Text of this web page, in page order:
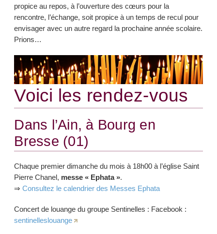
propice au repos, à l’ouverture des cœurs pour la
rencontre, l’échange, soit propice à un temps de recul pour
envisager avec un autre regard la prochaine année scolaire.
Prions…
Voici les rendez-vous
Dans l’Ain, à Bourg en
Bresse (01)
Chaque premier dimanche du mois à 18h00 à l’église Saint
Pierre Chanel, messe « Ephata ».
⇒Consultez le calendrier des Messes Ephata
Concert de louange du groupe Sentinelles : Facebook :
sentinelleslouange